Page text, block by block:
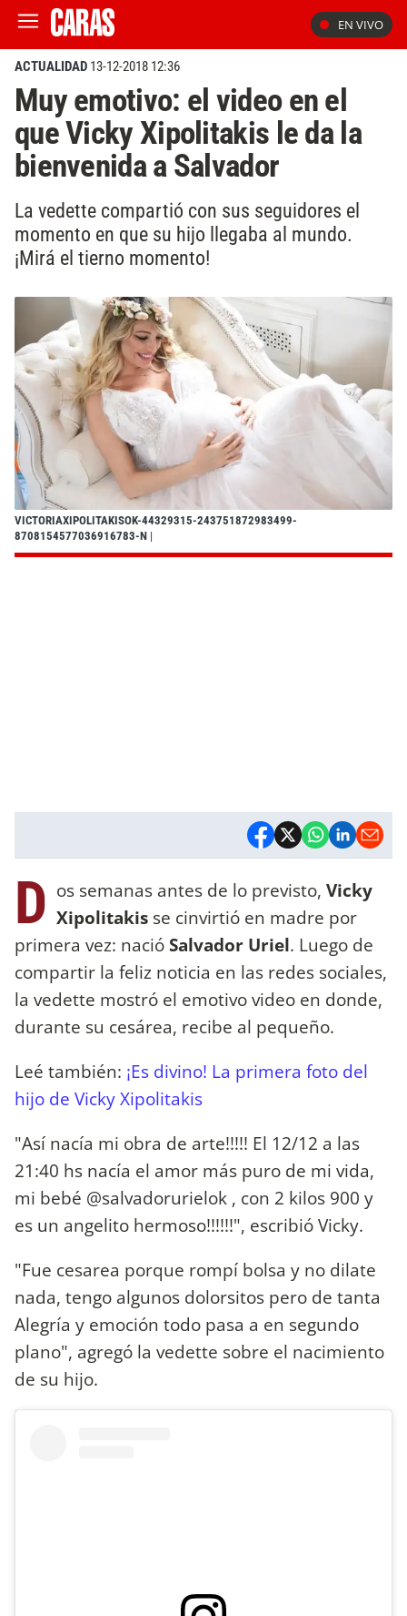
EN VIVO
ACTUALIDAD 13-12-2018 12:36
Muy emotivo: el video en el
que Vicky Xipolitakis le da la
bienvenida a Salvador
La vedette compartió con sus seguidores el
momento en que su hijo llegaba al mundo.
¡Mirá el tierno momento!
VICTORIAXIPOLITAKISOK-44329315-243751872983499-
8708154577036916783-N |
D os semanas antes de lo previsto, Vicky
Xipolitakis se cinvirtió en madre por
primera vez: nacióSalvador Uriel. Luego de
compartir la feliz noticia en las redes sociales,
la vedette mostró el emotivo video en donde,
durante su cesárea, recibe al pequeño.
Leé también: ¡Es divino! La primera foto del
hijo de Vicky Xipolitakis
"Así nacía mi obra de arte!!!!! El 12/12 a las
21:40 hs nacía el amor más puro de mi vida,
mi bebé @salvadorurielok , con 2 kilos 900 y
es un angelito hermoso!!!!!!", escribió Vicky.
"Fue cesarea porque rompí bolsa y no dilate
nada, tengo algunos dolorsitos pero de tanta
Alegría y emoción todo pasa a en segundo
plano", agregó la vedette sobre el nacimiento
de su hijo.